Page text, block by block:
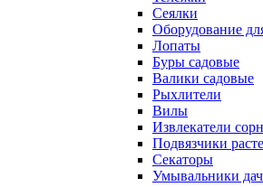
Сеялки
Оборудование
Лопаты
Буры садовые
Валики садовые
Рыхлители
Вилы
Извлекатели
Подвязчики
Секаторы
Умывальники